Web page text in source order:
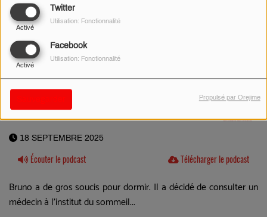
Twitter
Activé
Utilisation: Fonctionnalité
Facebook
Activé
Utilisation: Fonctionnalité
Propulsé par Orejime
18 SEPTEMBRE 2025
Écouter le podcast Télécharger le podcast
Bruno a de gros soucis pour dormir. Il a décidé de consulter un
médecin à l'institut du sommeil...